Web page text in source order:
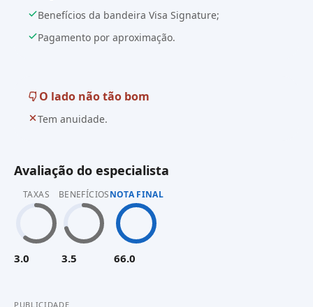
Benefícios da bandeira Visa Signature;
Pagamento por aproximação.
O lado não tão bom
Tem anuidade.
Avaliação do especialista
TAXAS
3.0
BENEFÍCIOS
3.5
NOTA FINAL
66.0
PUBLICIDADE